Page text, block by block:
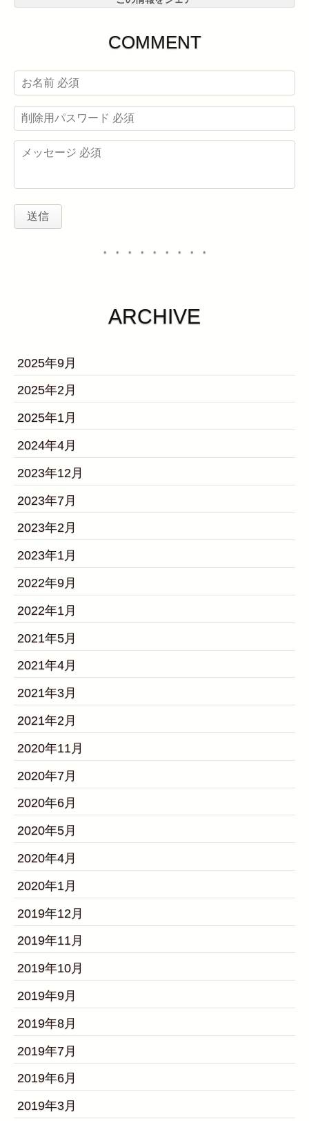
COMMENT
・・・・・・・・・
ARCHIVE
2025年9月
2025年2月
2025年1月
2024年4月
2023年12月
2023年7月
2023年2月
2023年1月
2022年9月
2022年1月
2021年5月
2021年4月
2021年3月
2021年2月
2020年11月
2020年7月
2020年6月
2020年5月
2020年4月
2020年1月
2019年12月
2019年11月
2019年10月
2019年9月
2019年8月
2019年7月
2019年6月
2019年3月